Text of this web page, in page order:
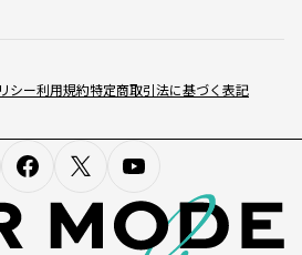
シー利用規約特定商取引法に基づく表記